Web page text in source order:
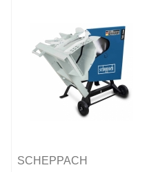
SCHEPPACH